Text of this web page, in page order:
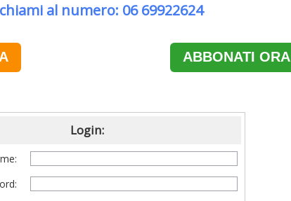
al numero: 06 69922624
ABBONATI ORA
Login: